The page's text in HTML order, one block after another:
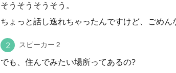
そうそうそうそう。
ちょっと話し逸れちゃったんですけど、ごめん
スピーカー 2
でも、住んでみたい場所ってあるの?